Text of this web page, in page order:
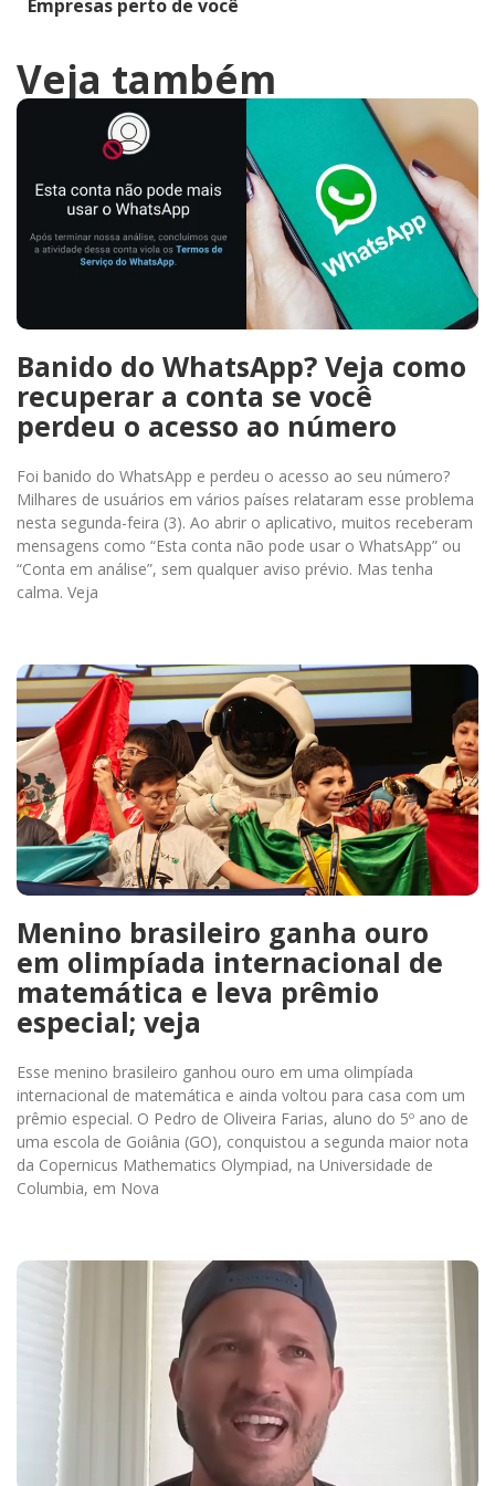
Empresas perto de você
Veja também
Banido do WhatsApp? Veja como
recuperar a conta se você
perdeu o acesso ao número
Foi banido do WhatsApp e perdeu o acesso ao seu número?
Milhares de usuários em vários países relataram esse problema
nesta segunda-feira (3). Ao abrir o aplicativo, muitos receberam
mensagens como “Esta conta não pode usar o WhatsApp” ou
“Conta em análise”, sem qualquer aviso prévio. Mas tenha
calma. Veja
Menino brasileiro ganha ouro
em olimpíada internacional de
matemática e leva prêmio
especial; veja
Esse menino brasileiro ganhou ouro em uma olimpíada
internacional de matemática e ainda voltou para casa com um
prêmio especial. O Pedro de Oliveira Farias, aluno do 5º ano de
uma escola de Goiânia (GO), conquistou a segunda maior nota
da Copernicus Mathematics Olympiad, na Universidade de
Columbia, em Nova